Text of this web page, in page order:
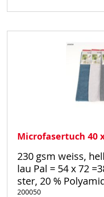
Auf
Microfasertuch 40
230 gsm weiss,
lau Pal = 54 x 72
ster, 20 %
200050